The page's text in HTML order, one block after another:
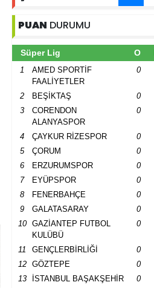
PUAN DURUMU
Süper Lig O
1
AMED SPORTİF
FAALİYETLER
0
2 BEŞİKTAŞ 0
3
CORENDON
ALANYASPOR
0
4 ÇAYKUR RİZESPOR 0
5
ÇORUM 0
6
ERZURUMSPOR 0
7
EYÜPSPOR 0
8
FENERBAHÇE 0
9
GALATASARAY 0
10
GAZİANTEP FUTBOL
KULÜBÜ
0
11 GENÇLERBİRLİĞİ 0
12
GÖZTEPE 0
13
İSTANBUL BAŞAKŞEHİR 0